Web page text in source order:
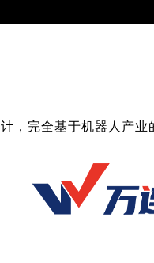
，完全基于机器人产业